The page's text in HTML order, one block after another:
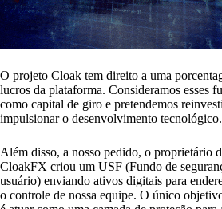
O projeto Cloak tem direito a uma
lucros da plataforma. Consideramos esses
como capital de giro e pretendemos
impulsionar o desenvolvimento tecnológico.
Além disso, a nosso pedido, o proprietário
CloakFX criou um USF (Fundo de
usuário) enviando ativos digitais para
o controle de nossa equipe. O único